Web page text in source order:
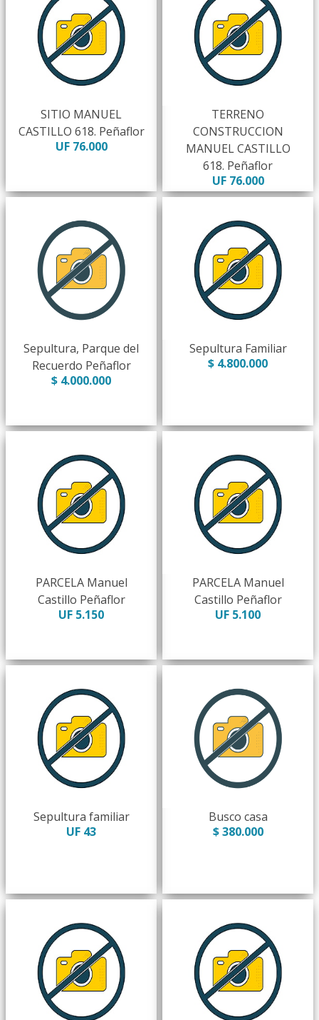
SITIO MANUEL
CASTILLO 618. Peñaflor
UF 76.000
TERRENO
CONSTRUCCION
MANUEL CASTILLO
618. Peñaflor
UF 76.000
Sepultura, Parque del
Recuerdo Peñaflor
$ 4.000.000
Sepultura Familiar
$ 4.800.000
PARCELA Manuel
Castillo Peñaflor
UF 5.150
PARCELA Manuel
Castillo Peñaflor
UF 5.100
Sepultura familiar
UF 43
Busco casa
$ 380.000